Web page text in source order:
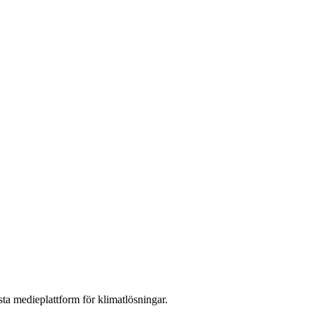
medieplattform för klimatlösningar.